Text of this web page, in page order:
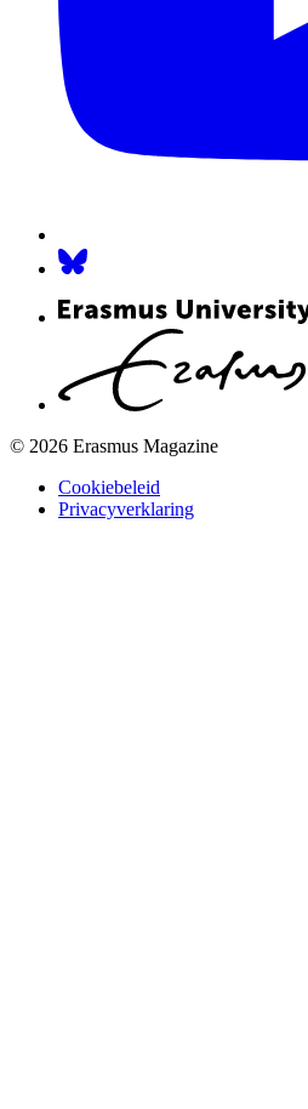
© 2026 Erasmus Magazine
Cookiebeleid
Privacyverklaring